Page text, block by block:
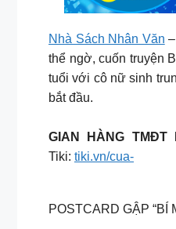
Nhà Sách Nhân Văn
thể ngờ, cuốn truyện
tuổi với cô nữ sinh
bắt đầu.
GIAN HÀNG
Tiki: tiki.vn/cua-
POSTCARD GẬP “BÍ